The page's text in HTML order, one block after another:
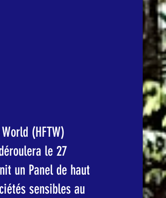
(HFTW)
le 27
un Panel de haut
sensibles au